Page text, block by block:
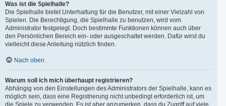
Was ist die Spielhalle?
Die Spielhalle bietet Unterhaltung für die Benutzer, mit einer Vielzahl von
Spielen. Die Berechtigung, die Spielhalle zu benutzen, wird vom
Administrator festgelegt. Doch bestimmte Funktionen können auch über
den Persönlichen Bereich ein- oder ausgeschaltet werden. Dafür wirst du
vielleicht diese Anleitung nützlich finden.
Nach oben
Warum soll ich mich überhaupt registrieren?
Abhängig von den Einstellungen des Administrators der Spielhalle, kann es
möglich sein, dass eine Registrierung nicht unbedingt erforderlich ist, um
die Spiele zu verwenden. Es ist aber anzumerken, dass du Zugriff auf viele